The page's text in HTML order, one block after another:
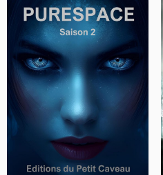
récent
plus
ancien